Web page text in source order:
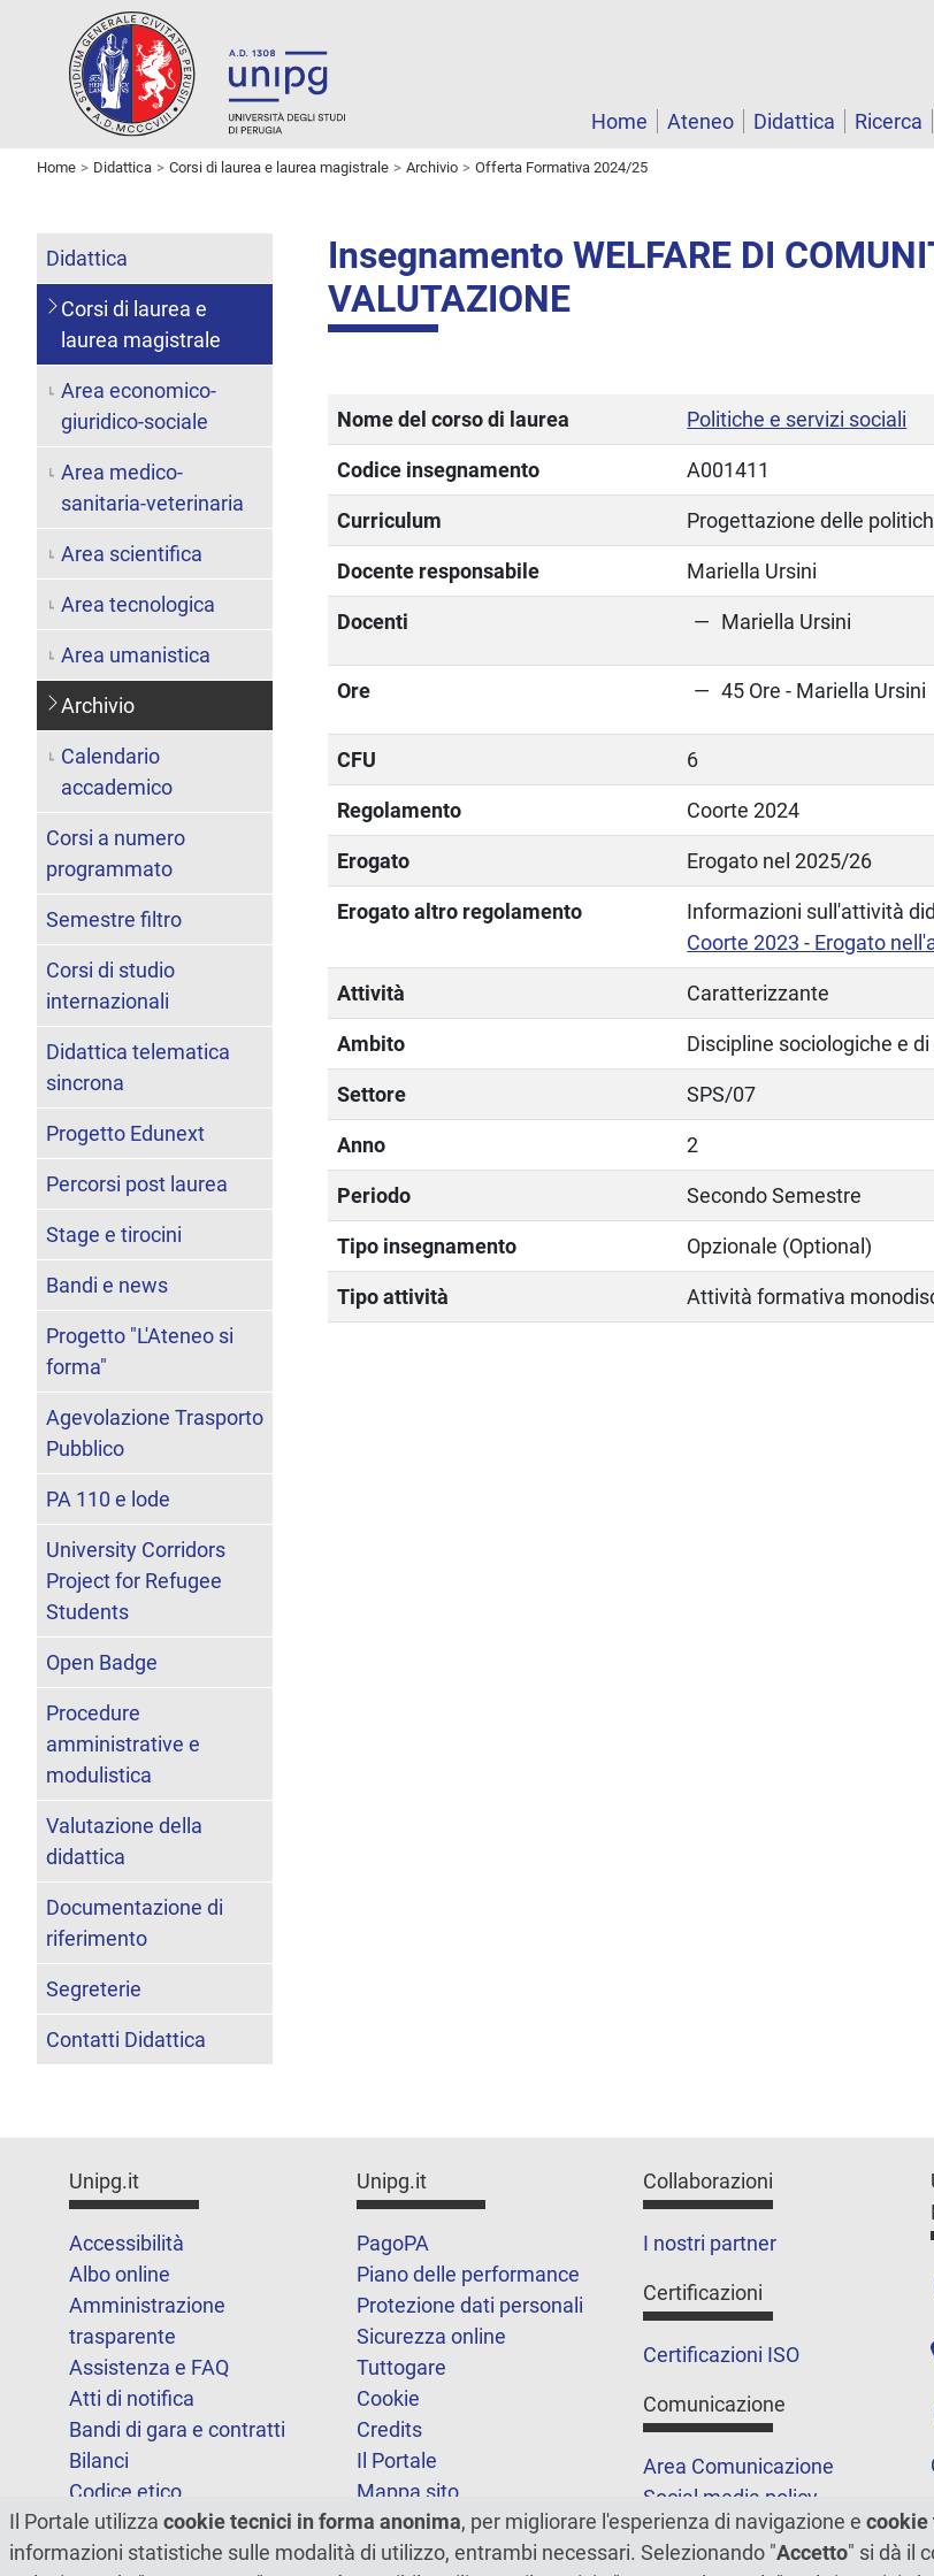
Home
Ateneo Didattica Ricerca
Home Didattica Corsi di laurea e laurea magistrale Archivio Offerta Formativa 2024/25
Insegnamento WELFARE DI
VALUTAZIONE
Nome del corso di laurea Politiche e servizi sociali
Codice insegnamento A001411
Curriculum Progettazione delle
Docente responsabile Mariella Ursini
Docenti Mariella Ursini
Ore 45 Ore - Mariella Ursini
CFU 6
Regolamento Coorte 2024
Erogato Erogato nel 2025/26
Erogato altro regolamento
Informazioni sull'attività
Coorte 2023 - Erogato
Attività Caratterizzante
Ambito Discipline sociologiche e
Settore SPS/07
Anno 2
Periodo Secondo Semestre
Tipo insegnamento Opzionale (Optional)
Tipo attività Attività formativa
Didattica
Corsi di laurea e
laurea magistrale
Area economico-
giuridico-sociale
Area medico-
sanitaria-veterinaria
Area scientifica
Area tecnologica
Area umanistica
Archivio
Calendario
accademico
Corsi a numero
programmato
Semestre filtro
Corsi di studio
internazionali
Didattica telematica
sincrona
Progetto Edunext
Percorsi post laurea
Stage e tirocini
Bandi e news
Progetto "L'Ateneo si
forma"
Agevolazione Trasporto
Pubblico
PA 110 e lode
University Corridors
Project for Refugee
Students
Open Badge
Procedure
amministrative e
modulistica
Valutazione della
didattica
Documentazione di
riferimento
Segreterie
Contatti Didattica
Unipg.it
Accessibilità
Albo online
Amministrazione
trasparente
Assistenza e FAQ
Atti di notifica
Bandi di gara e contratti
Bilanci
Codice etico
FOIA
Note legali
Unipg.it
PagoPA
Piano delle performance
Protezione dati personali
Sicurezza online
Tuttogare
Cookie
Credits
Il Portale
Mappa sito
Statistiche
Dichiarazione di
Collaborazioni
I nostri partner
Certificazioni
Certificazioni ISO
Comunicazione
Area Comunicazione
Social media policy
Podcast
Merchandising e shop
Il Portale utilizza cookie tecnici in forma anonima, per migliorare l'esperienza di navigazione e cookie
informazioni statistiche sulle modalità di utilizzo, entrambi necessari. Selezionando "Accetto" si dà il